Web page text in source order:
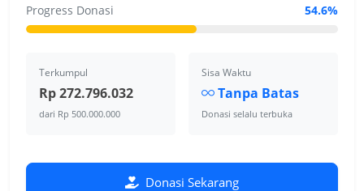
Progress Donasi 54.6%
Terkumpul
Rp 272.796.032
dari Rp 500.000.000
Sisa Waktu
Tanpa Batas
Donasi selalu terbuka
Donasi Sekarang